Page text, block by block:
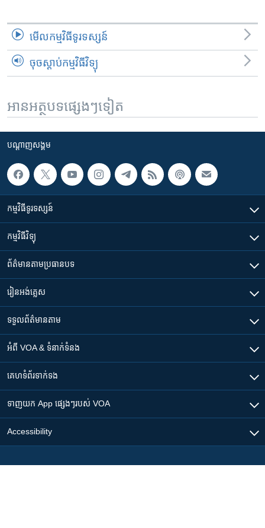
មើល​កម្មវិធី​ទូរទស្សន៍
ចុចស្តាប់កម្មវិធីវិទ្យុ
អានអត្ថបទផ្សេងៗទៀត
បណ្តាញ​សង្គម
កម្មវិធី​ទូរទស្សន៍
កម្មវិធី​វិទ្យុ
ព័ត៌មាន​តាមប្រធានបទ​
រៀន​​អង់គ្លេស
ទទួល​ព័ត៌មាន​តាម
អំពី​ VOA & ទំនាក់ទំនង
គេហទំព័រ​​ទាក់ទង
ទាញយក​ App ផ្សេងៗ​របស់​ VOA
Accessibility